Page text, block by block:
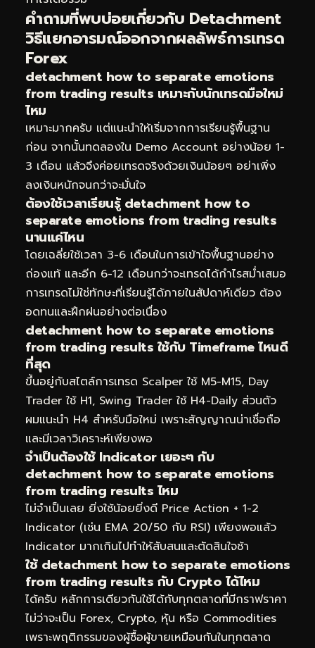
คำถามที่พบบ่อยเกี่ยวกับ Detachment
วิธีแยกอารมณ์ออกจากผลลัพธ์การเทรด
Forex
detachment how to separate emotions
from trading results เหมาะกับนักเทรดมือใหม่
ไหม
เหมาะมากครับ แต่แนะนำให้เริ่มจากการเรียนรู้พื้นฐาน
ก่อน จากนั้นทดลองใน Demo Account อย่างน้อย 1-
3 เดือน แล้วจึงค่อยเทรดจริงด้วยเงินน้อยๆ อย่าเพิ่ง
ลงเงินหนักจนกว่าจะมั่นใจ
ต้องใช้เวลาเรียนรู้ detachment how to
separate emotions from trading results
นานแค่ไหน
โดยเฉลี่ยใช้เวลา 3-6 เดือนในการเข้าใจพื้นฐานอย่าง
ถ่องแท้ และอีก 6-12 เดือนกว่าจะเทรดได้กำไรสม่ำเสมอ
การเทรดไม่ใช่ทักษะที่เรียนรู้ได้ภายในสัปดาห์เดียว ต้อง
อดทนและฝึกฝนอย่างต่อเนื่อง
detachment how to separate emotions
from trading results ใช้กับ Timeframe ไหนดี
ที่สุด
ขึ้นอยู่กับสไตล์การเทรด Scalper ใช้ M5-M15, Day
Trader ใช้ H1, Swing Trader ใช้ H4-Daily ส่วนตัว
ผมแนะนำ H4 สำหรับมือใหม่ เพราะสัญญาณน่าเชื่อถือ
และมีเวลาวิเคราะห์เพียงพอ
จำเป็นต้องใช้ Indicator เยอะๆ กับ
detachment how to separate emotions
from trading results ไหม
ไม่จำเป็นเลย ยิ่งใช้น้อยยิ่งดี Price Action + 1-2
Indicator (เช่น EMA 20/50 กับ RSI) เพียงพอแล้ว
Indicator มากเกินไปทำให้สับสนและตัดสินใจช้า
ใช้ detachment how to separate emotions
from trading results กับ Crypto ได้ไหม
ได้ครับ หลักการเดียวกันใช้ได้กับทุกตลาดที่มีกราฟราคา
ไม่ว่าจะเป็น Forex, Crypto, หุ้น หรือ Commodities
เพราะพฤติกรรมของผู้ซื้อผู้ขายเหมือนกันในทุกตลาด